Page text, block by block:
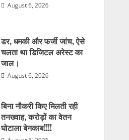
August 6, 2026
डर, धमकी और फर्जी जांच, ऐसे
चलता था डिजिटल अरेस्ट का
जाल।
August 6, 2026
बिना नौकरी किए मिलती रही
तनख्वाह, करोड़ों का वेतन
घोटाला बेनकाब!!!!